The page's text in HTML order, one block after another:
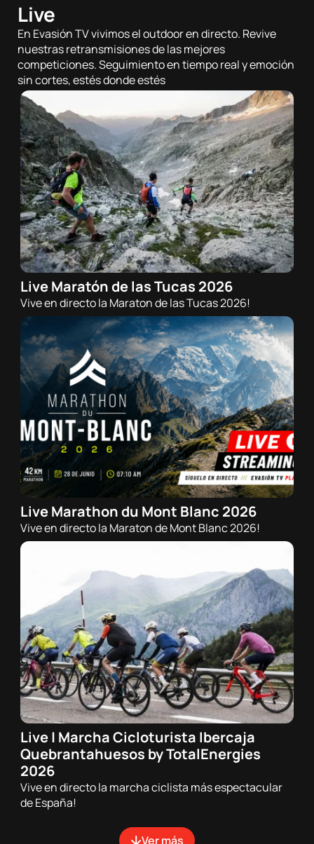
Live
En Evasión TV vivimos el outdoor en directo. Revive
nuestras retransmisiones de las mejores
competiciones. Seguimiento en tiempo real y emoción
sin cortes, estés donde estés
18/07/2026 - 08:00h
Trail
Live Maratón de las Tucas 2026
Vive en directo la Maraton de las Tucas 2026!
28/06/2026 - 06:30h
Trail
Live Marathon du Mont Blanc 2026
Vive en directo la Maraton de Mont Blanc 2026!
20/06/2026 - 00:00h
Ciclismo de carretera
Live | Marcha Cicloturista Ibercaja
Quebrantahuesos by TotalEnergies
2026
Vive en directo la marcha ciclista más espectacular
de España!
Ver más